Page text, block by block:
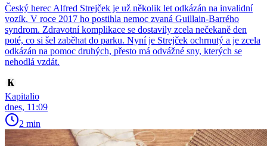
Český herec Alfred Strejček je už několik let odkázán na invalidní
vozík. V roce 2017 ho postihla nemoc zvaná Guillain-Barrého
syndrom. Zdravotní komplikace se dostavily zcela nečekaně den
poté, co si šel zaběhat do parku. Nyní je Strejček ochrnutý a je zcela
odkázán na pomoc druhých, přesto má odvážné sny, kterých se
nehodlá vzdát.
Kapitalio
dnes, 11:09
2 min